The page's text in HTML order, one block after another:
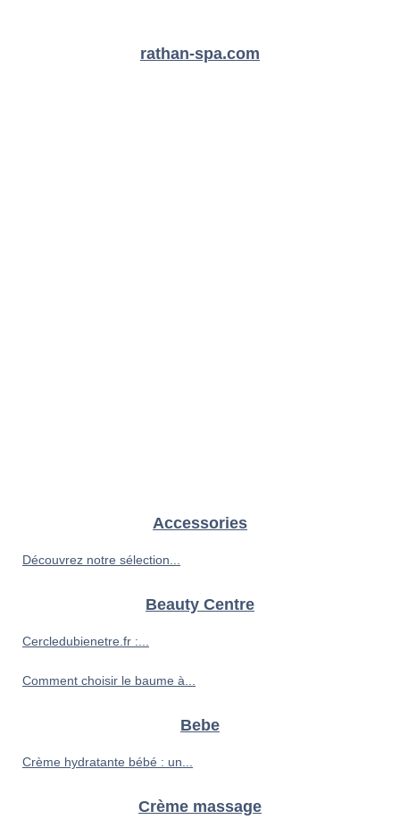
rathan-spa.com
Accessories
Découvrez notre sélection...
Beauty Centre
Cercledubienetre.fr :...
Comment choisir le baume à...
Bebe
Crème hydratante bébé : un...
Crème massage